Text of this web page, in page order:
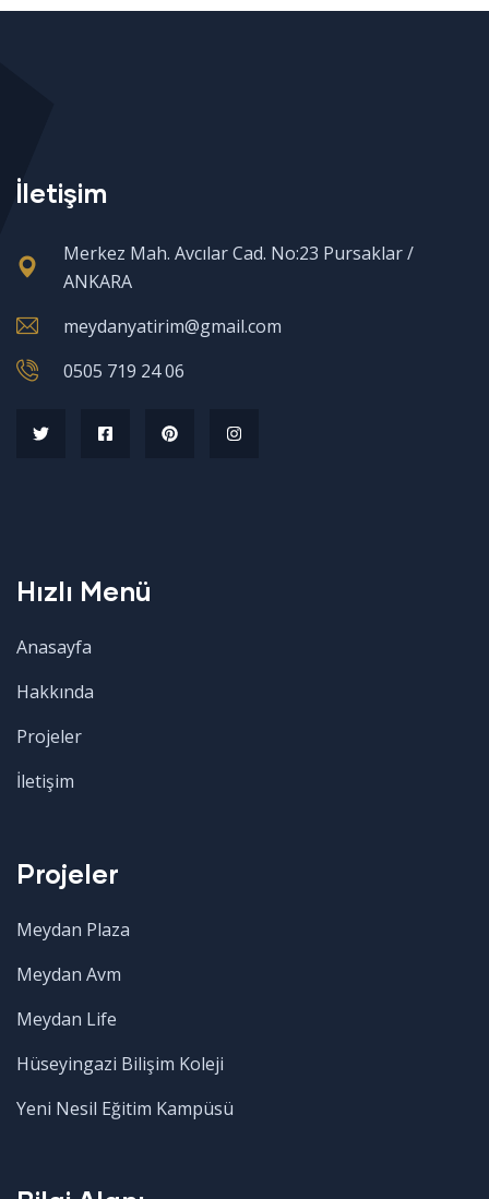
İletişim
Merkez Mah. Avcılar Cad. No:23 Pursaklar /
ANKARA
meydanyatirim@gmail.com
0505 719 24 06
Hızlı Menü
Anasayfa
Hakkında
Projeler
İletişim
Projeler
Meydan Plaza
Meydan Avm
Meydan Life
Hüseyingazi Bilişim Koleji
Yeni Nesil Eğitim Kampüsü